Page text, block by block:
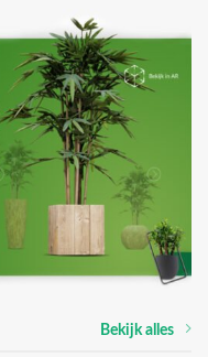
Bekijk alles